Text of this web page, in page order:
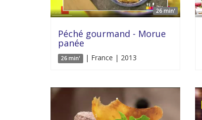
26 min'
Péché gourmand - Morue
panée
26 min' | France | 2013